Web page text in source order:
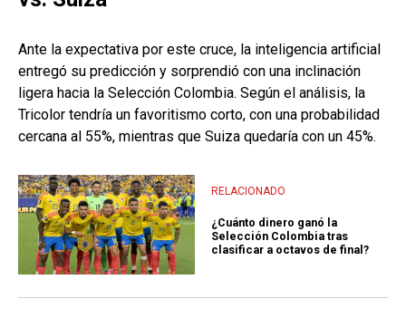
Ante la expectativa por este cruce, la inteligencia artificial
entregó su predicción y sorprendió con una inclinación
ligera hacia la Selección Colombia. Según el análisis, la
Tricolor tendría un favoritismo corto, con una probabilidad
cercana al 55%, mientras que Suiza quedaría con un 45%.
RELACIONADO
¿Cuánto dinero ganó la
Selección Colombia tras
clasificar a octavos de final?